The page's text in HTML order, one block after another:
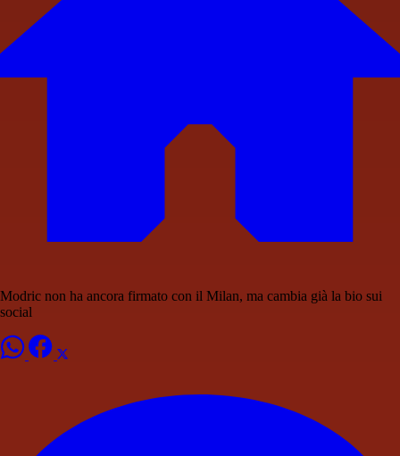
Modric non ha ancora firmato con il Milan, ma cambia già la bio sui
social